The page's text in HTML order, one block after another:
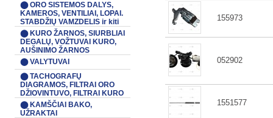
⬤ ORO SISTEMOS DALYS,
KAMEROS, VENTILIAI, LOPAI.
STABDŽIŲ VAMZDELIS ir kiti
⬤ KURO ŽARNOS, SIURBLIAI
DEGALŲ, VOŽTUVAI KURO,
AUŠINIMO ŽARNOS
⬤ VALYTUVAI
⬤ TACHOGRAFŲ
DIAGRAMOS, FILTRAI ORO
DŽIOVINTUVO, FILTRAI KURO
⬤ KAMŠČIAI BAKO,
UŽRAKTAI
155973
052902
1551577